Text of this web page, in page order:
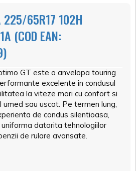
225/65R17 102H
(COD EAN:
GT este o anvelopa touring
excelente in condusul
la viteze mari cu confort si
sau uscat. Pe termen lung,
de condus silentioasa,
datorita tehnologiilor
de rulare avansate.